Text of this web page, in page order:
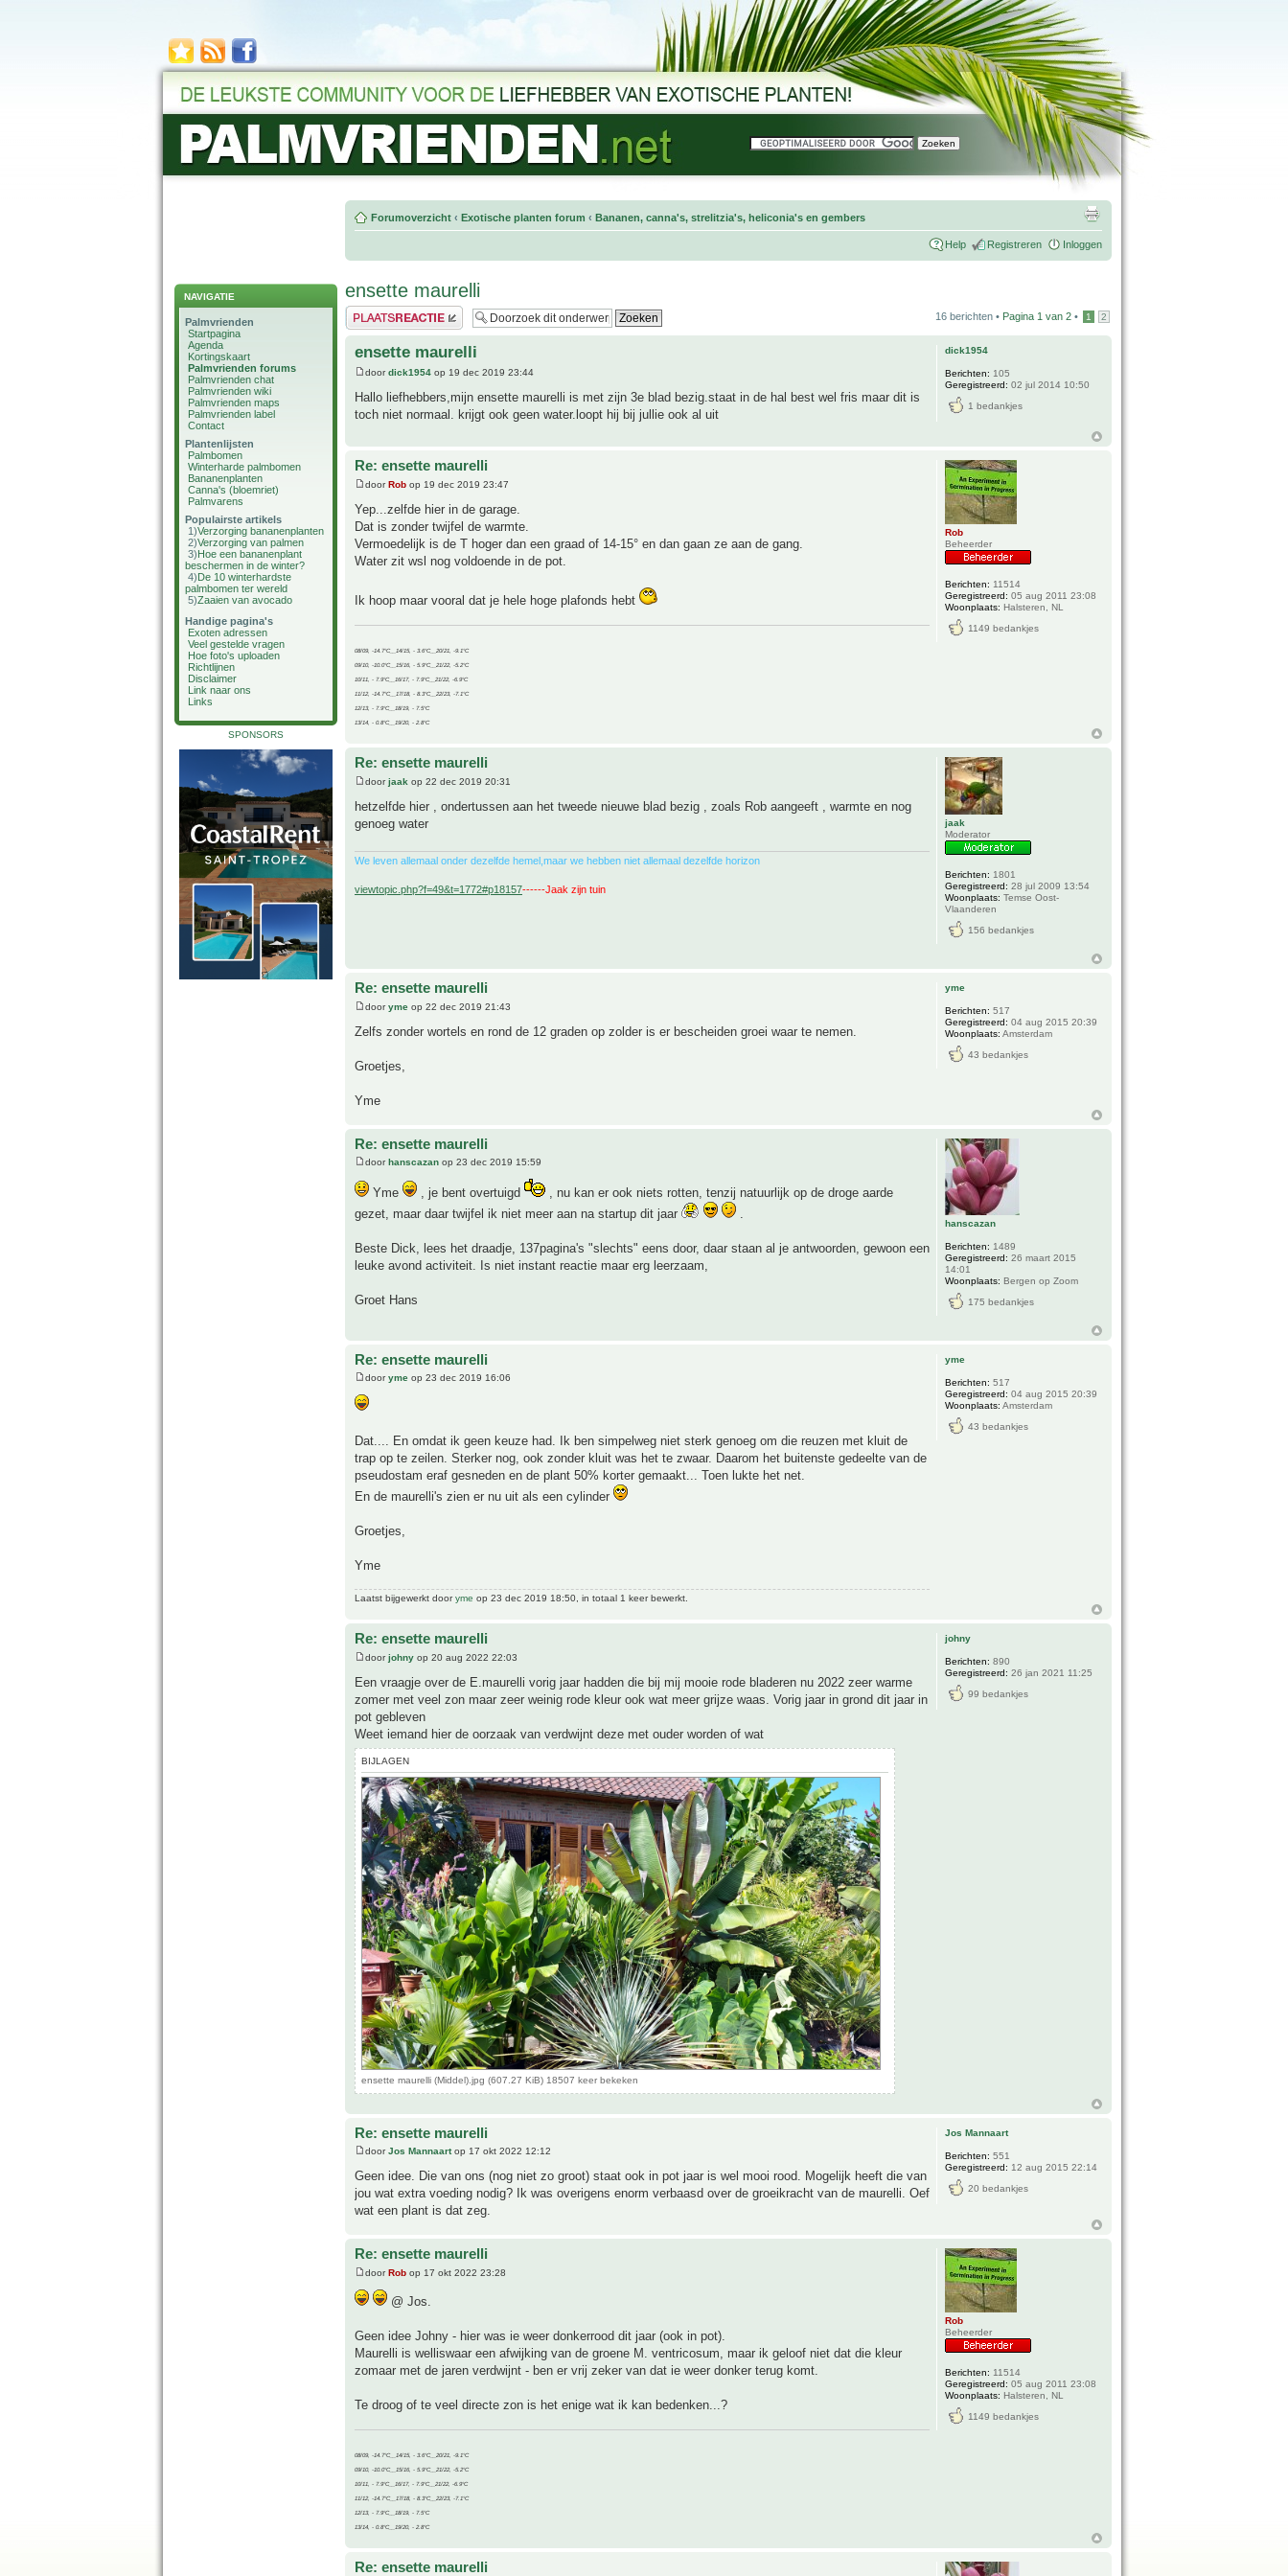
NAVIGATIE
Palmvrienden
Startpagina
Agenda
Kortingskaart
Palmvrienden forums
Palmvrienden chat
Palmvrienden wiki
Palmvrienden maps
Palmvrienden label
Contact
Plantenlijsten
Palmbomen
Winterharde palmbomen
Bananenplanten
Canna's (bloemriet)
Palmvarens
Populairste artikels
1)Verzorging bananenplanten
2)Verzorging van palmen
3)Hoe een bananenplant
beschermen in de winter?
4)De 10 winterhardste
palmbomen ter wereld
5)Zaaien van avocado
Handige pagina's
Exoten adressen
Veel gestelde vragen
Hoe foto's uploaden
Richtlijnen
Disclaimer
Link naar ons
Links
SPONSORS
Forumoverzicht ‹ Exotische planten forum ‹ Bananen, canna's, strelitzia's, heliconia's en gembers
Help Registreren Inloggen
ensette maurelli
Plaats een reactie 16 berichten • Pagina 1 van 2 • 1 2
ensette maurelli
doordick1954 op 19 dec 2019 23:44
Hallo liefhebbers,mijn ensette maurelli is met zijn 3e blad bezig.staat in de hal best wel fris maar dit is
toch niet normaal. krijgt ook geen water.loopt hij bij jullie ook al uit
dick1954
Berichten: 105
Geregistreerd: 02 jul 2014 10:50
1 bedankjes
Re: ensette maurelli
doorRob op 19 dec 2019 23:47
Yep...zelfde hier in de garage.
Dat is zonder twijfel de warmte.
Vermoedelijk is de T hoger dan een graad of 14-15° en dan gaan ze aan de gang.
Water zit wsl nog voldoende in de pot.
Ik hoop maar vooral dat je hele hoge plafonds hebt
08/09, -14.7°C__14/15, - 3.6°C__20/21, -9.1°C
09/10, -10.0°C__15/16, - 5.9°C__21/22, -5.2°C
10/11, - 7.9°C__16/17, - 7.9°C__21/22, -6.9°C
11/12, -14.7°C__17/18, - 8.3°C__22/23, -7.1°C
12/13, - 7.9°C__18/19, - 7.5°C
13/14, - 0.8°C__19/20, - 2.8°C
Rob
Beheerder
Berichten: 11514
Geregistreerd: 05 aug 2011 23:08
Woonplaats: Halsteren, NL
1149 bedankjes
Re: ensette maurelli
doorjaak op 22 dec 2019 20:31
hetzelfde hier , ondertussen aan het tweede nieuwe blad bezig , zoals Rob aangeeft , warmte en nog
genoeg water
We leven allemaal onder dezelfde hemel,maar we hebben niet allemaal dezelfde horizon
viewtopic.php?f=49&t=1772#p18157------Jaak zijn tuin
jaak
Moderator
Berichten: 1801
Geregistreerd: 28 jul 2009 13:54
Woonplaats: Temse Oost-
Vlaanderen
156 bedankjes
Re: ensette maurelli
dooryme op 22 dec 2019 21:43
Zelfs zonder wortels en rond de 12 graden op zolder is er bescheiden groei waar te nemen.
Groetjes,
Yme
yme
Berichten: 517
Geregistreerd: 04 aug 2015 20:39
Woonplaats: Amsterdam
43 bedankjes
Re: ensette maurelli
doorhanscazan op 23 dec 2019 15:59
Yme , je bent overtuigd
, nu kan er ook niets rotten, tenzij natuurlijk op de droge aarde
gezet, maar daar twijfel ik niet meer aan na startup dit jaar
.
Beste Dick, lees het draadje, 137pagina's "slechts" eens door, daar staan al je antwoorden, gewoon een
leuke avond activiteit. Is niet instant reactie maar erg leerzaam,
Groet Hans
hanscazan
Berichten: 1489
Geregistreerd: 26 maart 2015
14:01
Woonplaats: Bergen op Zoom
175 bedankjes
Re: ensette maurelli
dooryme op 23 dec 2019 16:06
Dat.... En omdat ik geen keuze had. Ik ben simpelweg niet sterk genoeg om die reuzen met kluit de
trap op te zeilen. Sterker nog, ook zonder kluit was het te zwaar. Daarom het buitenste gedeelte van de
pseudostam eraf gesneden en de plant 50% korter gemaakt... Toen lukte het net.
En de maurelli's zien er nu uit als een cylinder
Groetjes,
Yme
Laatst bijgewerkt dooryme op 23 dec 2019 18:50, in totaal 1 keer bewerkt.
yme
Berichten: 517
Geregistreerd: 04 aug 2015 20:39
Woonplaats: Amsterdam
43 bedankjes
Re: ensette maurelli
doorjohny op 20 aug 2022 22:03
Een vraagje over de E.maurelli vorig jaar hadden die bij mij mooie rode bladeren nu 2022 zeer warme
zomer met veel zon maar zeer weinig rode kleur ook wat meer grijze waas. Vorig jaar in grond dit jaar in
pot gebleven
Weet iemand hier de oorzaak van verdwijnt deze met ouder worden of wat
BIJLAGEN
ensette maurelli (Middel).jpg (607.27 KiB) 18507 keer bekeken
johny
Berichten: 890
Geregistreerd: 26 jan 2021 11:25
99 bedankjes
Re: ensette maurelli
doorJos Mannaartop 17 okt 2022 12:12
Geen idee. Die van ons (nog niet zo groot) staat ook in pot jaar is wel mooi rood. Mogelijk heeft die van
jou wat extra voeding nodig? Ik was overigens enorm verbaasd over de groeikracht van de maurelli. Oef
wat een plant is dat zeg.
Jos Mannaart
Berichten: 551
Geregistreerd: 12 aug 2015 22:14
20 bedankjes
Re: ensette maurelli
doorRob op 17 okt 2022 23:28
@ Jos.
Geen idee Johny - hier was ie weer donkerrood dit jaar (ook in pot).
Maurelli is welliswaar een afwijking van de groene M. ventricosum, maar ik geloof niet dat die kleur
zomaar met de jaren verdwijnt - ben er vrij zeker van dat ie weer donker terug komt.
Te droog of te veel directe zon is het enige wat ik kan bedenken...?
08/09, -14.7°C__14/15, - 3.6°C__20/21, -9.1°C
09/10, -10.0°C__15/16, - 5.9°C__21/22, -5.2°C
10/11, - 7.9°C__16/17, - 7.9°C__21/22, -6.9°C
11/12, -14.7°C__17/18, - 8.3°C__22/23, -7.1°C
12/13, - 7.9°C__18/19, - 7.5°C
13/14, - 0.8°C__19/20, - 2.8°C
Rob
Beheerder
Berichten: 11514
Geregistreerd: 05 aug 2011 23:08
Woonplaats: Halsteren, NL
1149 bedankjes
Re: ensette maurelli